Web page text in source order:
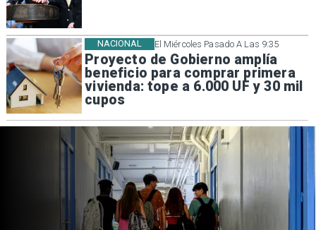
El Miércoles Pasado A Las 9:35
Proyecto de Gobierno amplía
beneficio para comprar primera
vivienda: tope a 6.000 UF y 30 mil
cupos
NACIONAL